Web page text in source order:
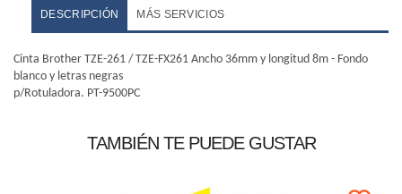
DESCRIPCIÓN MÁS SERVICIOS
Cinta Brother TZE-261 / TZE-FX261 Ancho 36mm y longitud 8m - Fondo
blanco y letras negras
p/Rotuladora. PT-9500PC
TAMBIÉN TE PUEDE GUSTAR